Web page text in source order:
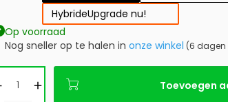
HybrideUpgrade nu!
Op voorraad
Nog sneller op te halen in onze winkel (6 dagen
Toevoegen